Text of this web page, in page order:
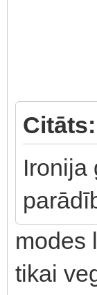
Citāts:
Ironija
modes
tikai